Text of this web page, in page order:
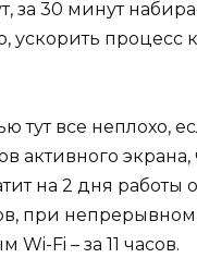
за 30 минут
ускорить процесс
тут все неплохо,
активного
на 2 дня работы
при
Fi – за 11 часов.